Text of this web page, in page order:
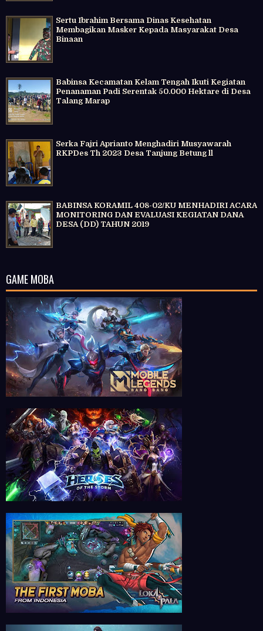
Sertu Ibrahim Bersama Dinas Kesehatan
Membagikan Masker Kepada Masyarakat Desa
Binaan
Babinsa Kecamatan Kelam Tengah Ikuti Kegiatan
Penanaman Padi Serentak 50.000 Hektare di Desa
Talang Marap
Serka Fajri Aprianto Menghadiri Musyawarah
RKPDes Th 2023 Desa Tanjung Betung ll
BABINSA KORAMIL 408-02/KU MENHADIRI ACARA
MONITORING DAN EVALUASI KEGIATAN DANA
DESA (DD) TAHUN 2019
GAME MOBA